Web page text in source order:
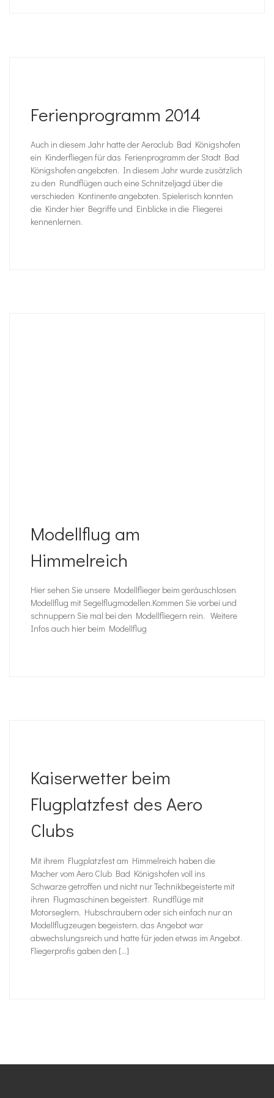
Ferienprogramm 2014
Auch in diesem Jahr hatte der Aeroclub Bad Königshofen
ein Kinderfliegen für das Ferienprogramm der Stadt Bad
Königshofen angeboten. In diesem Jahr wurde zusätzlich
zu den Rundflügen auch eine Schnitzeljagd über die
verschieden Kontinente angeboten. Spielerisch konnten
die Kinder hier Begriffe und Einblicke in die Fliegerei
kennenlernen.
Modellflug am
Himmelreich
Hier sehen Sie unsere Modellflieger beim geräuschlosen
Modellflug mit Segelflugmodellen.Kommen Sie vorbei und
schnuppern Sie mal bei den Modellfliegern rein. Weitere
Infos auch hier beim Modellflug
Kaiserwetter beim
Flugplatzfest des Aero
Clubs
Mit ihrem Flugplatzfest am Himmelreich haben die
Macher vom Aero Club Bad Königshofen voll ins
Schwarze getroffen und nicht nur Technikbegeisterte mit
ihren Flugmaschinen begeistert. Rundflüge mit
Motorseglern, Hubschraubern oder sich einfach nur an
Modellflugzeugen begeistern, das Angebot war
abwechslungsreich und hatte für jeden etwas im Angebot.
Fliegerprofis gaben den […]